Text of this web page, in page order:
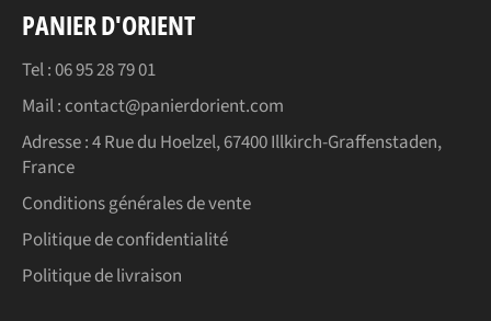
PANIER D'ORIENT
Tel : 06 95 28 79 01
Mail : contact@panierdorient.com
Adresse :4 Rue du Hoelzel, 67400 Illkirch-Graffenstaden,
France
Conditions générales de vente
Politique de confidentialité
Politique de livraison